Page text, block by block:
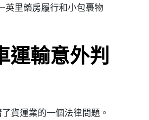
英里藥房履行和小包裹物
運輸意外判
貨運業的一個法律問題。